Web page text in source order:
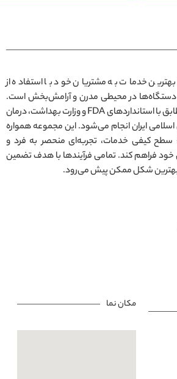
خدمات به مشتریان خود با استفاده از
دستگاه‌ها در محیطی مدرن و آرامش‌بخش است.
تمامی خدمات ارائه‌شده مطابق با استانداردهای FDA و وزارت بهداشت، درمان
ایران انجام می‌شود. این مجموعه همواره
سطح کیفی خدمات، تجربه‌ای منحصر به فرد و
فراهم کند. تمامی فرآیندها با هدف تضمین
بهترین شکل ممکن پیش می‌رود.
مکان نما